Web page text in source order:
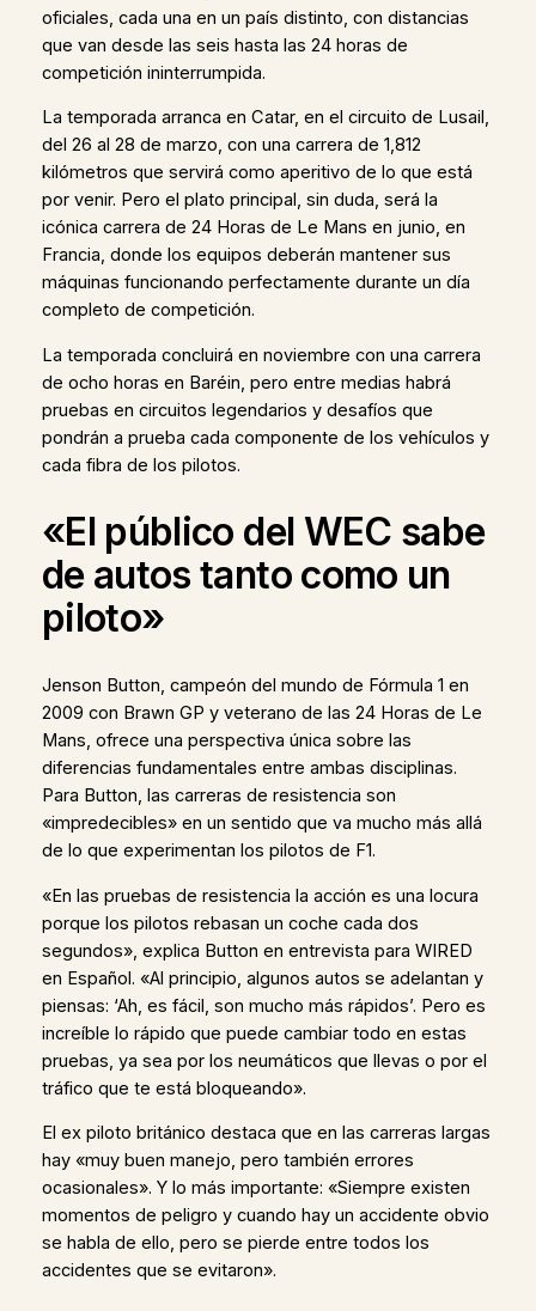
oficiales, cada una en un país distinto, con distancias
que van desde las seis hasta las 24 horas de
competición ininterrumpida.
La temporada arranca en Catar, en el circuito de Lusail,
del 26 al 28 de marzo, con una carrera de 1,812
kilómetros que servirá como aperitivo de lo que está
por venir. Pero el plato principal, sin duda, será la
icónica carrera de 24 Horas de Le Mans en junio, en
Francia, donde los equipos deberán mantener sus
máquinas funcionando perfectamente durante un día
completo de competición.
La temporada concluirá en noviembre con una carrera
de ocho horas en Baréin, pero entre medias habrá
pruebas en circuitos legendarios y desafíos que
pondrán a prueba cada componente de los vehículos y
cada fibra de los pilotos.
«El público del WEC sabe
de autos tanto como un
piloto»
Jenson Button, campeón del mundo de Fórmula 1 en
2009 con Brawn GP y veterano de las 24 Horas de Le
Mans, ofrece una perspectiva única sobre las
diferencias fundamentales entre ambas disciplinas.
Para Button, las carreras de resistencia son
«impredecibles» en un sentido que va mucho más allá
de lo que experimentan los pilotos de F1.
«En las pruebas de resistencia la acción es una locura
porque los pilotos rebasan un coche cada dos
segundos», explica Button en entrevista para WIRED
en Español. «Al principio, algunos autos se adelantan y
piensas: ‘Ah, es fácil, son mucho más rápidos’. Pero es
increíble lo rápido que puede cambiar todo en estas
pruebas, ya sea por los neumáticos que llevas o por el
tráfico que te está bloqueando».
El ex piloto británico destaca que en las carreras largas
hay «muy buen manejo, pero también errores
ocasionales». Y lo más importante: «Siempre existen
momentos de peligro y cuando hay un accidente obvio
se habla de ello, pero se pierde entre todos los
accidentes que se evitaron».